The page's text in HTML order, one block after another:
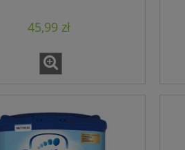
45,99 zł